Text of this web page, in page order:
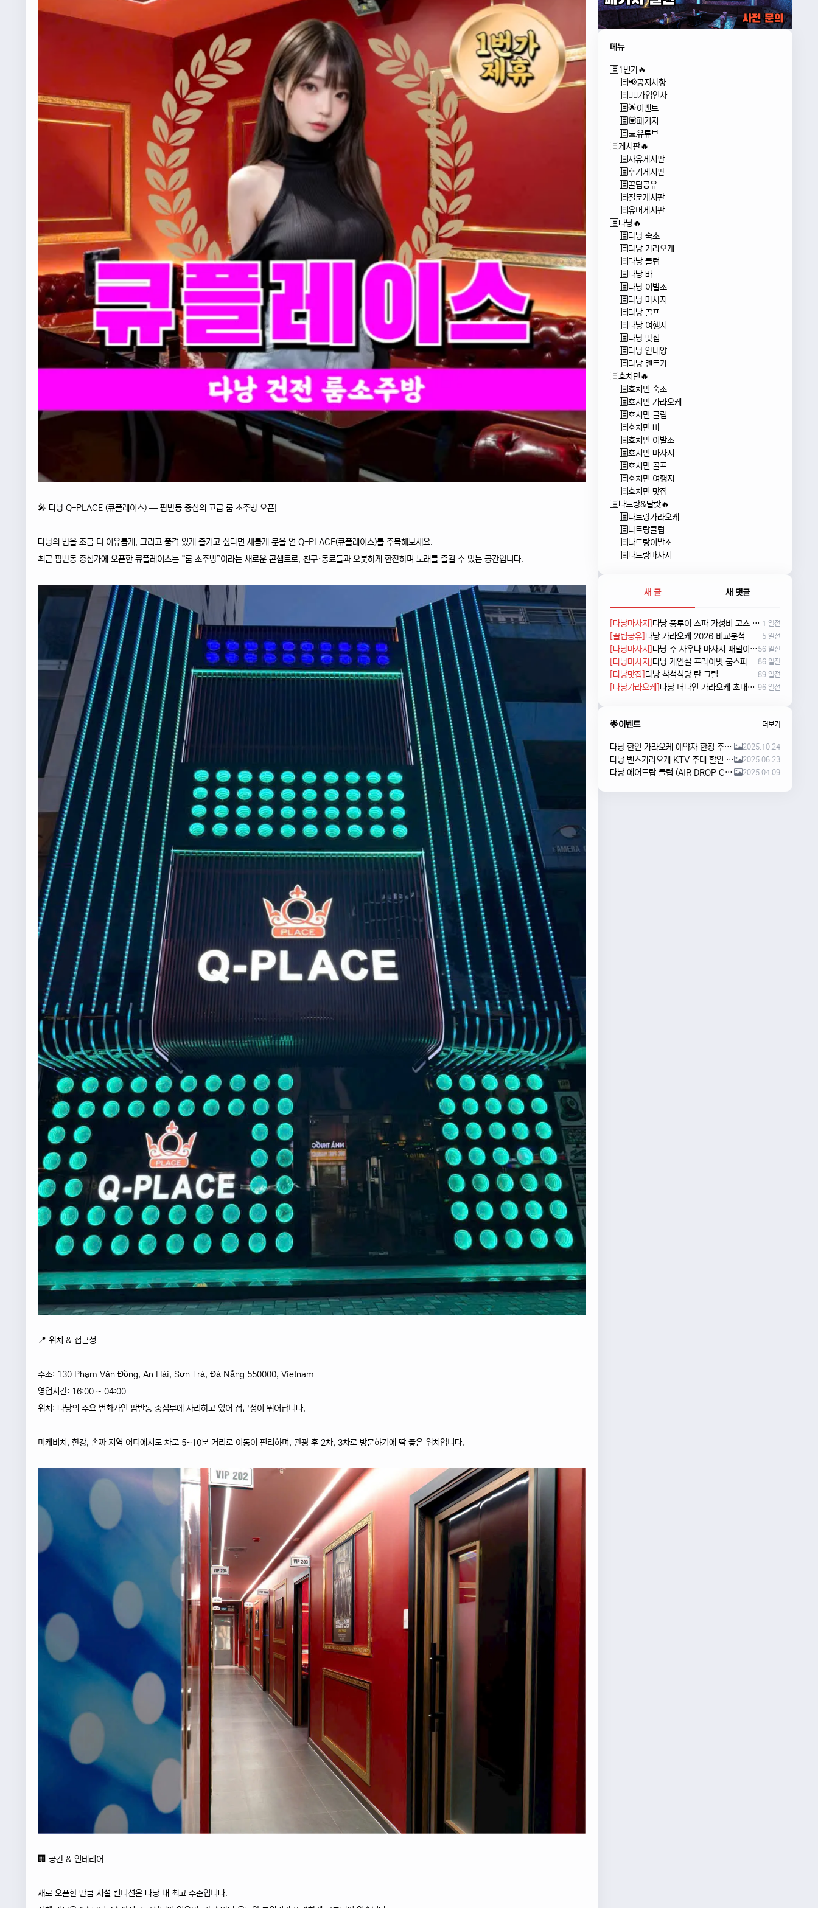
🎤 다낭 Q-PLACE (큐플레이스) — 팜반동 중심의 고급 룸 소주방 오픈!
다낭의 밤을 조금 더 여유롭게, 그리고 품격 있게 즐기고 싶다면 새롭게 문을 연 Q-PLACE(큐플레이스)를 주목해보세요.
최근 팜반동 중심가에 오픈한 큐플레이스는 “룸 소주방”이라는 새로운 콘셉트로, 친구·동료들과 오붓하게 한잔하며 노래를 즐길 수 있는 공간입니다.
📍 위치 & 접근성
주소: 130 Phạm Văn Đồng, An Hải, Sơn Trà, Đà Nẵng 550000, Vietnam
영업시간: 16:00 ~ 04:00
위치: 다낭의 주요 번화가인 팜반동 중심부에 자리하고 있어 접근성이 뛰어납니다.
미케비치, 한강, 손짜 지역 어디에서도 차로 5~10분 거리로 이동이 편리하며, 관광 후 2차, 3차로 방문하기에 딱 좋은 위치입니다.
🏢 공간 & 인테리어
새로 오픈한 만큼 시설 컨디션은 다낭 내 최고 수준입니다.
메뉴
1번가🔥
📢공지사항
🙇‍♂️가입인사
🌟이벤트
💟패키지
💻유튜브
게시판🔥
자유게시판
후기게시판
꿀팁공유
질문게시판
유머게시판
다낭🔥
다낭 숙소
다낭 가라오케
다낭 클럽
다낭 바
다낭 이발소
다낭 마사지
다낭 골프
다낭 여행지
다낭 맛집
다낭 안내양
다낭 렌트카
호치민🔥
호치민 숙소
호치민 가라오케
호치민 클럽
호치민 바
호치민 이발소
호치민 마사지
호치민 골프
호치민 여행지
호치민 맛집
나트랑&달랏🔥
나트랑가라오케
나트랑클럽
나트랑이발소
나트랑마사지
새 글 새 댓글
[다낭마사지] 다낭 풍투이 스파 가성비 코스 새로 나왔네요 1 일전
[꿀팁공유] 다낭 가라오케 2026 비교분석 5 일전
[다낭마사지] 다낭 수 사우나 마사지 때밀이 및 누루 예약방법 56 일전
[다낭마사지] 다낭 개인실 프라이빗 룸스파 86 일전
[다낭맛집] 다낭 착석식당 탄 그릴 89 일전
[다낭가라오케] 다낭 더나인 가라오케 초대형 신상 karaoke 96 일전
🌟이벤트 더보기
다낭 한인 가라오케 예약자 한정 주류 이벤트 안내 2025.10.24
다낭 벤츠가라오케 KTV 주대 할인 해피아워 이벤트 2025.06.23
다낭 에어드랍 클럽 (AIR DROP CLUB) 오픈 이벤트!! 2025.04.09